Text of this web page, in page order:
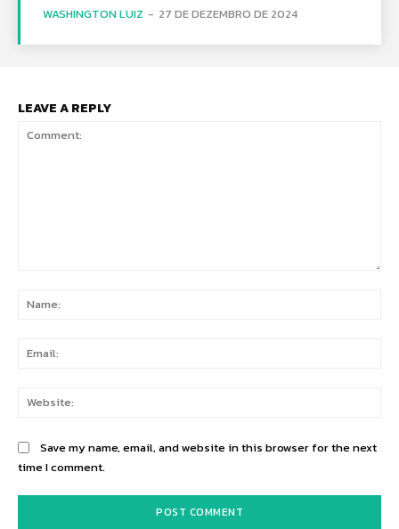
WASHINGTON LUIZ - 27 DE DEZEMBRO DE 2024
LEAVE A REPLY
Save my name, email, and website in this browser for the next
time I comment.